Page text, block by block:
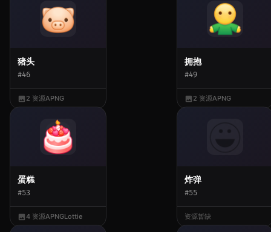
猪头
#46
2 资源APNG
拥抱
#49
2 资源APNG
蛋糕
#53
4 资源APNGLottie
炸弹
#55
资源暂缺